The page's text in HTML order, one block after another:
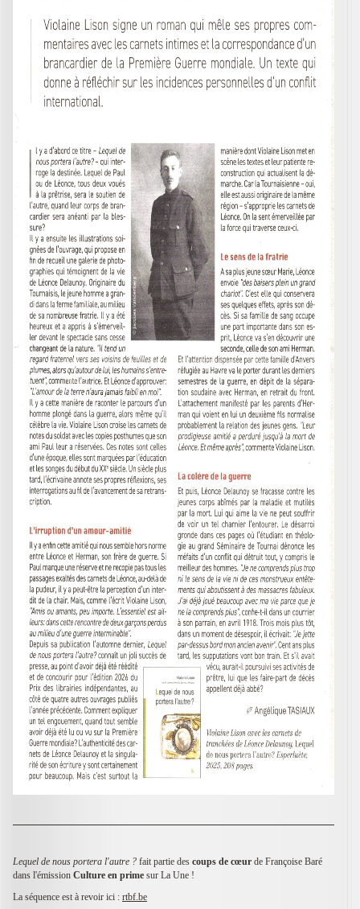
Lequel de nous portera l'autre ? fait partie des coups de cœur de Françoise Baré
dans l'émission Culture en prime sur La Une !
La séquence est à revoir ici : rtbf.be